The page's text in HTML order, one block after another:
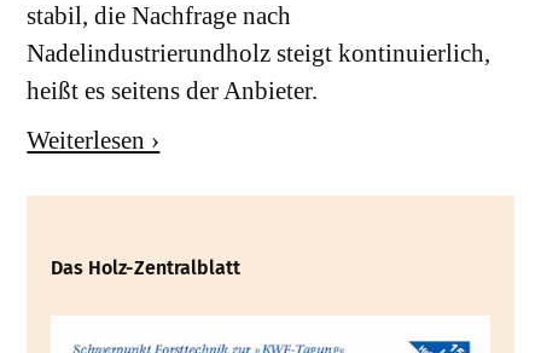
stabil, die Nachfrage nach
Nadelindustrierundholz steigt kontinuierlich,
heißt es seitens der Anbieter.
Weiterlesen ›
Das Holz-Zentralblatt